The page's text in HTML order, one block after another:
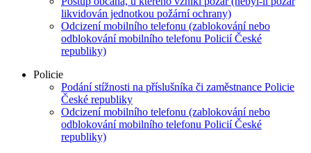
likvidován jednotkou požární ochrany)
Odcizení mobilního telefonu (zablokování nebo
odblokování mobilního telefonu Policií České
republiky)
Policie
Podání stížnosti na příslušníka či zaměstnance Policie
České republiky
Odcizení mobilního telefonu (zablokování nebo
odblokování mobilního telefonu Policií České
republiky)